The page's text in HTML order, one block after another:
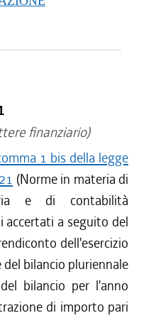
finanziario)
1 bis della legge
(Norme in materia di
e di contabilità
accertati a seguito del
dell'esercizio
bilancio pluriennale
bilancio per l'anno
di importo pari